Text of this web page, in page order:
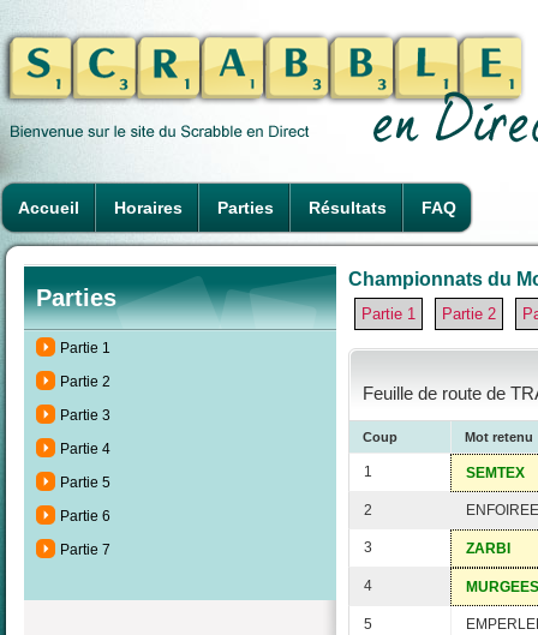
Accueil Horaires Parties Résultats FAQ
Parties
Partie 1
Partie 2
Partie 3
Partie 4
Partie 5
Partie 6
Partie 7
Championnats du
Partie 1 Partie 2
Feuille de route de
Coup Mot retenu
1 SEMTEX
2 ENFOIREE
3 ZARBI
4 MURGEES
5